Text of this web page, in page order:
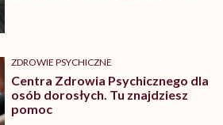
ZDROWIE PSYCHICZNE
Centra Zdrowia Psychicznego dla
osób dorosłych. Tu znajdziesz
pomoc